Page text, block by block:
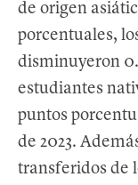
de origen
porcentuales,
disminuyeron
estudiantes
puntos
de 2023.
transferidos de